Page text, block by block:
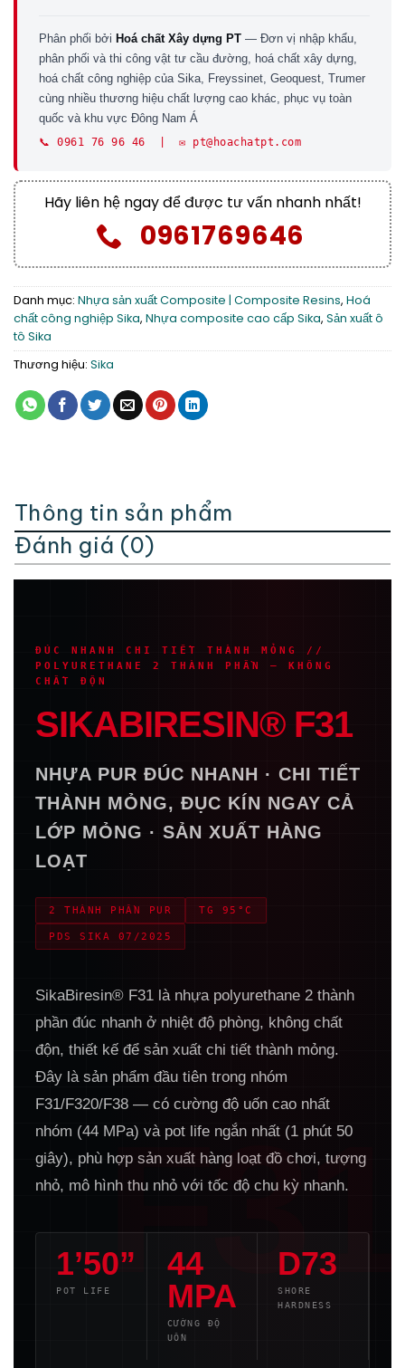
Phân phối bởi Hoá chất Xây dựng PT — Đơn vị nhập khẩu,
phân phối và thi công vật tư cầu đường, hoá chất xây dựng,
hoá chất công nghiệp của Sika, Freyssinet, Geoquest, Trumer
cùng nhiều thương hiệu chất lượng cao khác, phục vụ toàn
quốc và khu vực Đông Nam Á
📞 0961 76 96 46 | ✉️ pt@hoachatpt.com
Hãy liên hệ ngay để được tư vấn nhanh nhất!
0961769646
Danh mục: Nhựa sản xuất Composite | Composite Resins, Hoá
chất công nghiệp Sika, Nhựa composite cao cấp Sika, Sản xuất ô
tô Sika
Thương hiệu: Sika
Thông tin sản phẩm
Đánh giá (0)
F31
ĐÚC NHANH CHI TIẾT THÀNH MỎNG //
POLYURETHANE 2 THÀNH PHẦN — KHÔNG
CHẤT ĐỘN
SIKABIRESIN® F31
NHỰA PUR ĐÚC NHANH · CHI TIẾT
THÀNH MỎNG, ĐỤC KÍN NGAY CẢ
LỚP MỎNG · SẢN XUẤT HÀNG
LOẠT
2 THÀNH PHẦN PUR TG 95°C
PDS SIKA 07/2025
SikaBiresin® F31 là nhựa polyurethane 2 thành
phần đúc nhanh ở nhiệt độ phòng, không chất
độn, thiết kế để sản xuất chi tiết thành mỏng.
Đây là sản phẩm đầu tiên trong nhóm
F31/F320/F38 — có cường độ uốn cao nhất
nhóm (44 MPa) và pot life ngắn nhất (1 phút 50
giây), phù hợp sản xuất hàng loạt đồ chơi, tượng
nhỏ, mô hình thu nhỏ với tốc độ chu kỳ nhanh.
1’50”
POT LIFE
44
MPA
CƯỜNG ĐỘ
UỐN
D73
SHORE
HARDNESS